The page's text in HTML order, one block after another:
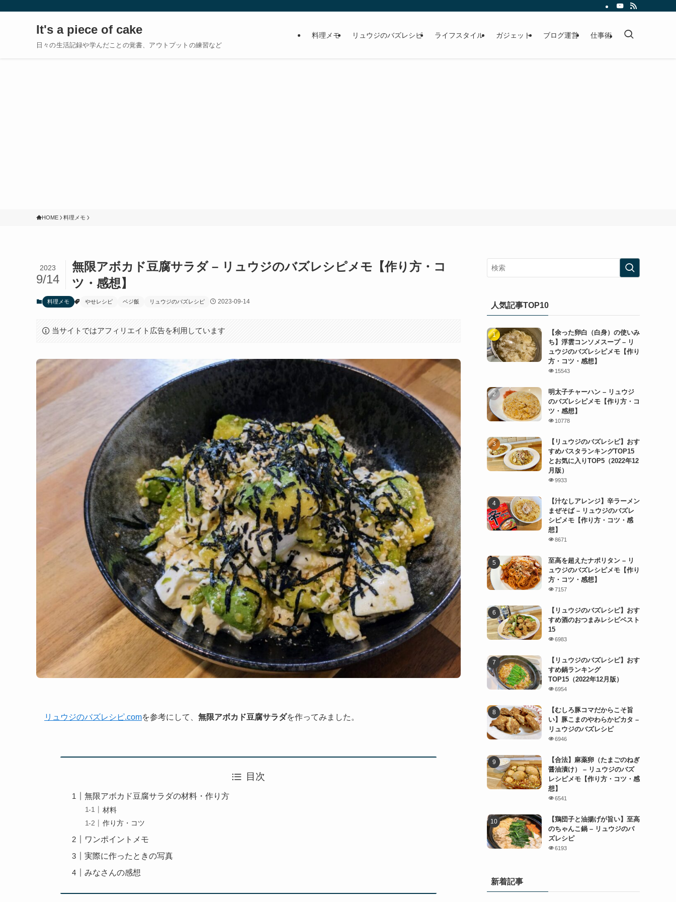
It's a piece of cake
日々の生活記録や学んだことの覚書、アウトプットの練習など
料理メモ リュウジのバズレシピ ライフスタイル ガジェット ブログ運営 仕事術
HOME 料理メモ
無限アボカド豆腐サラダ – リュウジのバズレシピメモ【作り方・コ
ツ・感想】
2023
9/14
料理メモ やせレシピ ベジ飯 リュウジのバズレシピ 2023-09-14
当サイトではアフィリエイト広告を利用しています
リュウジのバズレシピ.comを参考にして、 無限アボカド豆腐サラダを作ってみました。
目次
無限アボカド豆腐サラダの材料・作り方
材料
作り方・コツ
ワンポイントメモ
実際に作ったときの写真
みなさんの感想
人気記事TOP10
【余った卵白（白身）の使いみ
ち】浮雲コンソメスープ – リ
ュウジのバズレシピメモ【作り
方・コツ・感想】
15543
明太子チャーハン – リュウジ
のバズレシピメモ【作り方・コ
ツ・感想】
10778
【リュウジのバズレシピ】おす
すめパスタランキングTOP15
とお気に入りTOP5（2022年12
月版）
9933
【汁なしアレンジ】辛ラーメン
まぜそば – リュウジのバズレ
シピメモ【作り方・コツ・感
想】
8671
至高を超えたナポリタン – リ
ュウジのバズレシピメモ【作り
方・コツ・感想】
7157
【リュウジのバズレシピ】おす
すめ酒のおつまみレシピベスト
15
6983
【リュウジのバズレシピ】おす
すめ鍋ランキング
TOP15（2022年12月版）
6954
【むしろ豚コマだからこそ旨
い】豚こまのやわらかピカタ –
リュウジのバズレシピ
6946
【合法】麻薬卵（たまごのねぎ
醤油漬け） – リュウジのバズ
レシピメモ【作り方・コツ・感
想】
6541
【鶏団子と油揚げが旨い】至高
のちゃんこ鍋 – リュウジのバ
ズレシピ
6193
新着記事